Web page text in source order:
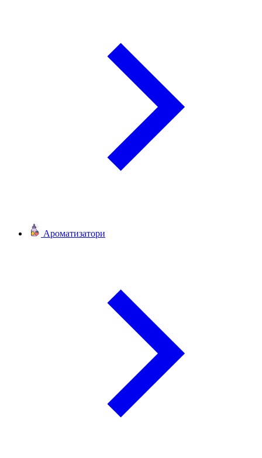
Ароматизатори